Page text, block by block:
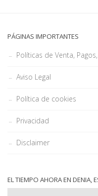
PÁGINAS IMPORTANTES
Políticas de Venta,
Aviso Legal
Política de cookies
Privacidad
Disclaimer
EL TIEMPO AHORA EN DENIA,